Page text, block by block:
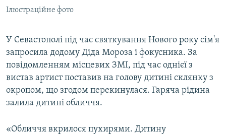
ІНФОГРАФІКА
ДОЛУЧАЙСЯ!
Усі сайти RFE/RL
Ілюстраційне фото
У Севастополі під час святкування Нового року сім'я
запросила додому Діда Мороза і фокусника. За
повідомленням місцевих ЗМІ, під час однієї з
вистав артист поставив на голову дитині склянку з
окропом, що згодом перекинулася. Гаряча рідина
залила дитині обличчя.
«Обличчя вкрилося пухирями. Дитину